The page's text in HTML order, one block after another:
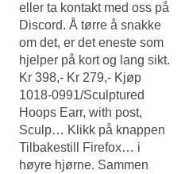
eller ta kontakt med oss på
Discord. Å tørre å snakke
om det, er det eneste som
hjelper på kort og lang sikt.
Kr 398,- Kr 279,- Kjøp
1018-0991/Sculptured
Hoops Earr, with post,
Sculp… Klikk på knappen
Tilbakestill Firefox… i
høyre hjørne. Sammen